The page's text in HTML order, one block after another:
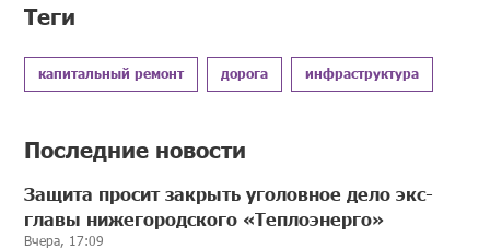
Теги
капитальный ремонт дорога инфраструктура
Последние новости
Защита просит закрыть уголовное дело экс-
главы нижегородского «Теплоэнерго»
Вчера, 17:09